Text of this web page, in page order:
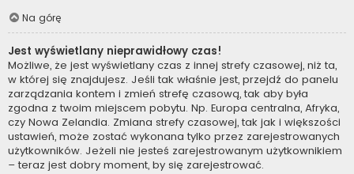
Na górę
Jest wyświetlany nieprawidłowy czas!
Możliwe, że jest wyświetlany czas z innej strefy czasowej, niż ta,
w której się znajdujesz. Jeśli tak właśnie jest, przejdź do panelu
zarządzania kontem i zmień strefę czasową, tak aby była
zgodna z twoim miejscem pobytu. Np. Europa centralna, Afryka,
czy Nowa Zelandia. Zmiana strefy czasowej, tak jak i większości
ustawień, może zostać wykonana tylko przez zarejestrowanych
użytkowników. Jeżeli nie jesteś zarejestrowanym użytkownikiem
– teraz jest dobry moment, by się zarejestrować.